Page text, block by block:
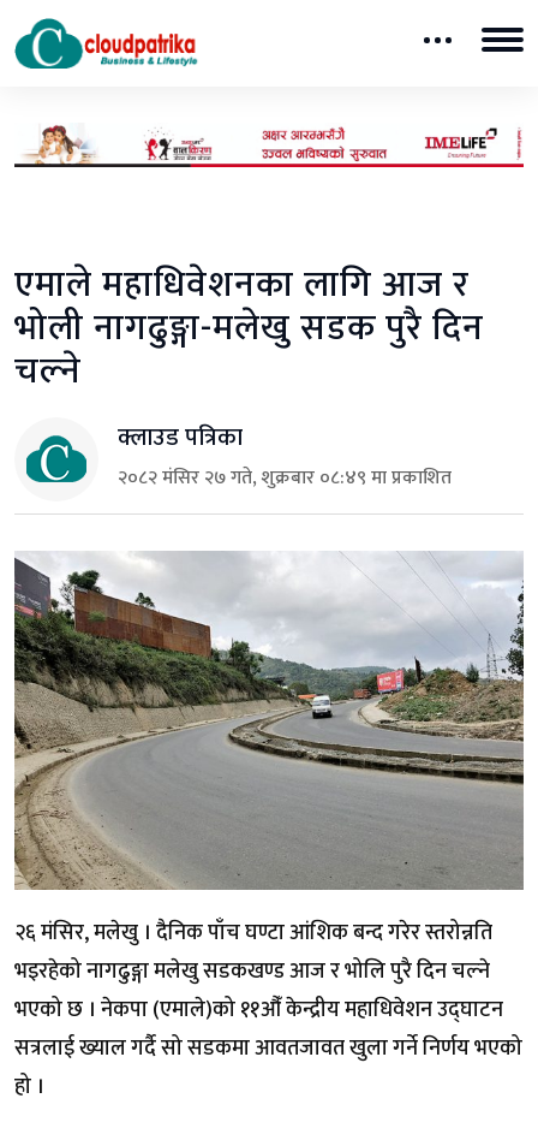
एमाले महाधिवेशनका लागि आज र
भोली नागढुङ्गा-मलेखु सडक पुरै दिन
चल्ने
क्लाउड पत्रिका
२०८२ मंसिर २७ गते, शुक्रबार ०८:४९ मा प्रकाशित
२६ मंसिर, मलेखु । दैनिक पाँच घण्टा आंशिक बन्द गरेर स्तरोन्नति
भइरहेको नागढुङ्गा मलेखु सडकखण्ड आज र भोलि पुरै दिन चल्ने
भएको छ । नेकपा (एमाले)को ११औँ केन्द्रीय महाधिवेशन उद्घाटन
सत्रलाई ख्याल गर्दै सो सडकमा आवतजावत खुला गर्ने निर्णय भएको
हो ।